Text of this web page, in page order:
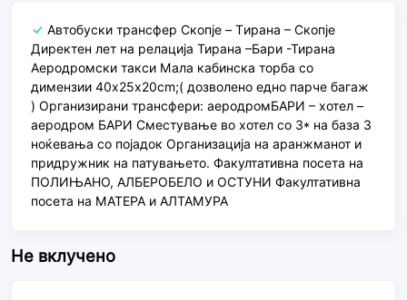
Автобуски трансфер Скопје – Tирана – Скопје
Директен лет на релација Тирана –Бари -Тирана
Аеродромски такси Мала кабинска торба со
димензии 40x25x20cm;( дозволено едно парче багаж
) Организирани трансфери: аеродромБАРИ – хотел –
аеродром БАРИ Сместување во хотел со 3* на база 3
ноќевања со појадок Организација на аранжманот и
придружник на патувањето. Факултативна посета на
ПОЛИЊАНО, АЛБЕРОБЕЛО и ОСТУНИ Факултативна
посета на МАТЕРА и АЛТАМУРА
Не вклучено